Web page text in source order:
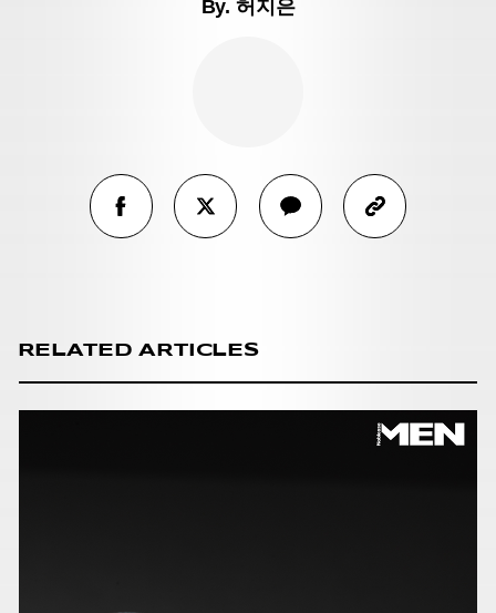
By. 허지은
RELATED ARTICLES